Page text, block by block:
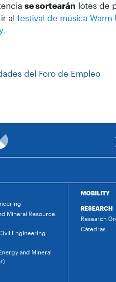
se sortearán lotes de
alfestival de música Warm
del Foro de Empleo
Mineral Resource
Engineering
and Mineral
MOBILITY
RESEARCH
Research
Cátedras